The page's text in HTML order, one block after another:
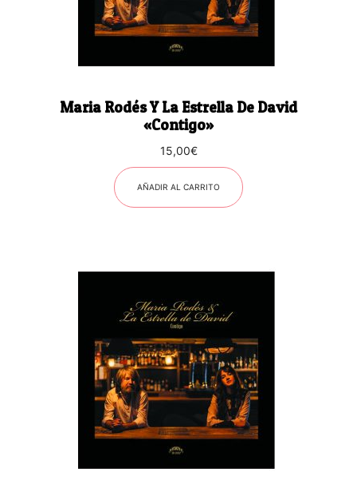
Maria Rodés Y La Estrella De David
«Contigo»
15,00€
AÑADIR AL CARRITO